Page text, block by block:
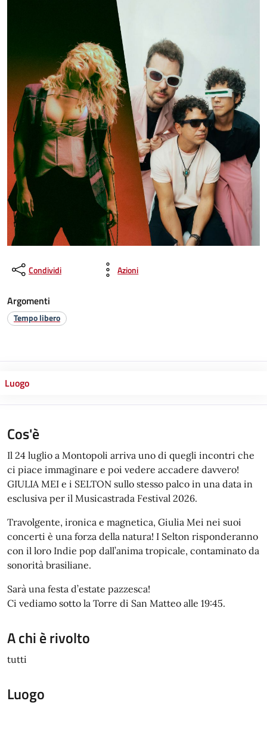
Condividi Azioni
Argomenti
Tempo libero
Luogo
Cos'è
Il 24 luglio a Montopoli arriva uno di quegli incontri che
ci piace immaginare e poi vedere accadere davvero!
GIULIA MEI e i SELTON sullo stesso palco in una data in
esclusiva per il Musicastrada Festival 2026.
Travolgente, ironica e magnetica, Giulia Mei nei suoi
concerti è una forza della natura! I Selton risponderanno
con il loro Indie pop dall’anima tropicale, contaminato da
sonorità brasiliane.
Sarà una festa d’estate pazzesca!
Ci vediamo sotto la Torre di San Matteo alle 19:45.
A chi è rivolto
tutti
Luogo